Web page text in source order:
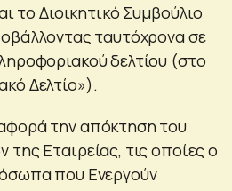
το Διοικητικό Συμβούλιο
ταυτόχρονα σε
δελτίου (στο
Δελτίο»).
την απόκτηση του
Εταιρείας, τις οποίες ο
που Ενεργούν